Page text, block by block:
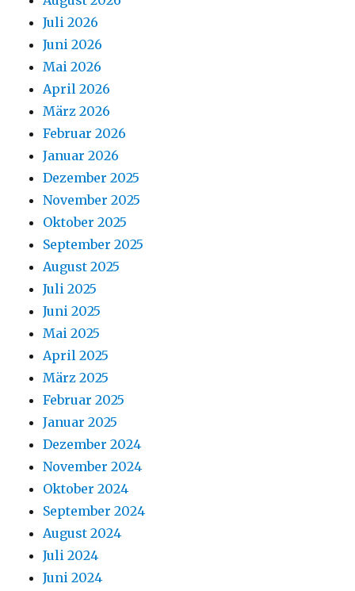
Juli 2026
Juni 2026
Mai 2026
April 2026
März 2026
Februar 2026
Januar 2026
Dezember 2025
November 2025
Oktober 2025
September 2025
August 2025
Juli 2025
Juni 2025
Mai 2025
April 2025
März 2025
Februar 2025
Januar 2025
Dezember 2024
November 2024
Oktober 2024
September 2024
August 2024
Juli 2024
Juni 2024